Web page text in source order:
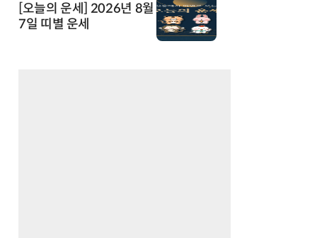
[오늘의 운세] 2026년 8월
7일 띠별 운세